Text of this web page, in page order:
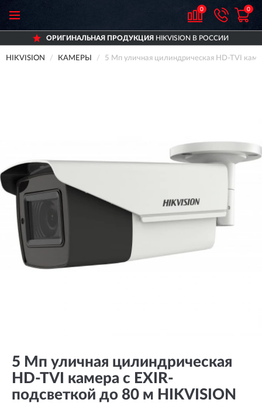
0 0
ОРИГИНАЛЬНАЯ ПРОДУКЦИЯ HIKVISION В РОССИИ
HIKVISION КАМЕРЫ 5 Мп уличная цилиндрическая HD-TVI
5 Мп уличная цилиндрическая
HD-TVI камера с EXIR-
подсветкой до 80 м HIKVISION